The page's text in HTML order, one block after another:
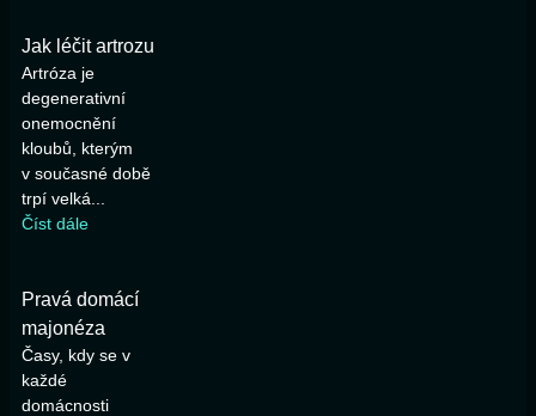
Jak léčit artrozu
Artróza je
degenerativní
onemocnění
kloubů, kterým
v současné době
trpí velká...
Číst dále
Pravá domácí
majonéza
Časy, kdy se v
každé
domácnosti